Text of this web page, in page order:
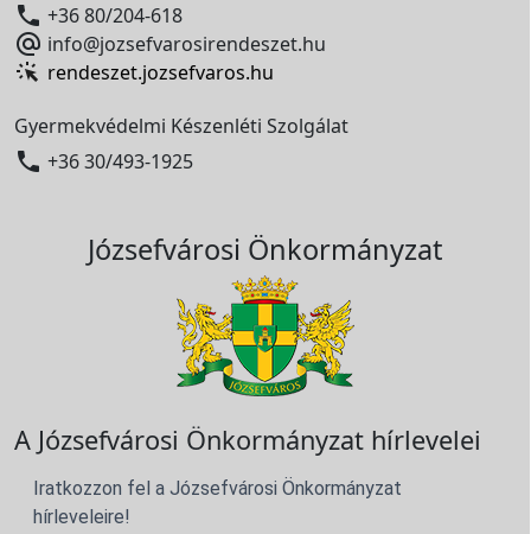
 +36 80/204-618
 info@jozsefvarosirendeszet.hu
rendeszet.jozsefvaros.hu
Gyermekvédelmi Készenléti Szolgálat
 +36 30/493-1925
Józsefvárosi Önkormányzat
A Józsefvárosi Önkormányzat hírlevelei
Iratkozzon fel a Józsefvárosi Önkormányzat
hírleveleire!